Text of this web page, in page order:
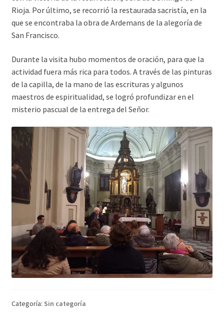
Rioja. Por último, se recorrió la restaurada sacristía, en la
que se encontraba la obra de Ardemans de la alegoría de
San Francisco.
Durante la visita hubo momentos de oración, para que la
actividad fuera más rica para todos. A través de las pinturas
de la capilla, de la mano de las escrituras y algunos
maestros de espiritualidad, se logró profundizar en el
misterio pascual de la entrega del Señor.
Categoría: Sin categoría